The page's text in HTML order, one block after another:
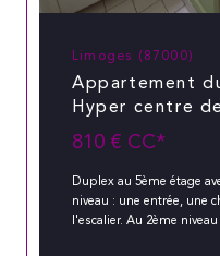
Limoges (87000)
Appartement
Hyper centre
810 € CC*
Duplex au 5ème étage
niveau : une entrée, une
l'escalier. Au 2ème